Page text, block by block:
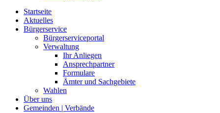
Startseite
Aktuelles
Bürgerservice
Bürgerserviceportal
Verwaltung
Ihr Anliegen
Ansprechpartner
Formulare
Ämter und Sachgebiete
Wahlen
Über uns
Gemeinden | Verbände